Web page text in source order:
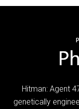
Hitman: Agent
genetically